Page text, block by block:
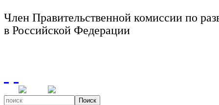
Член Правительственной комиссии по
в Российской Федерации
Поиск